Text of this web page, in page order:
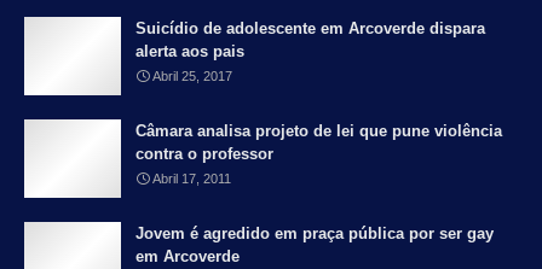
Suicídio de adolescente em Arcoverde dispara
alerta aos pais
Abril 25, 2017
Câmara analisa projeto de lei que pune violência
contra o professor
Abril 17, 2011
Jovem é agredido em praça pública por ser gay
em Arcoverde